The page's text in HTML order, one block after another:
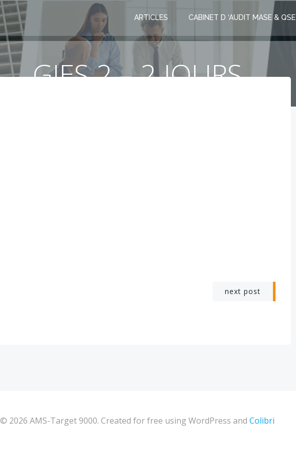
ARTICLES CABINET D ‘AUDIT MASE & QSE
GIES 2 – 2 JOURS
next post
© 2026 AMS-Target 9000. Created for free using WordPress and Colibri